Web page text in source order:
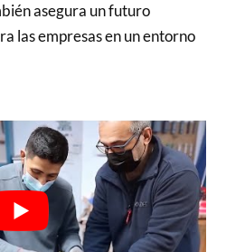
asegura un futuro
las empresas en un entorno